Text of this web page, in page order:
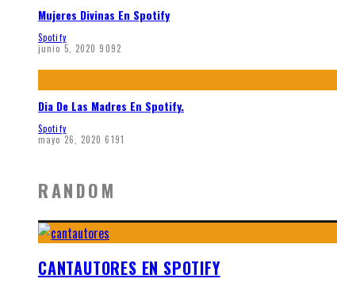
Mujeres Divinas En Spotify
Spotify
junio 5, 2020 9092
Dia De Las Madres En Spotify.
Spotify
mayo 26, 2020 6191
RANDOM
CANTAUTORES EN SPOTIFY